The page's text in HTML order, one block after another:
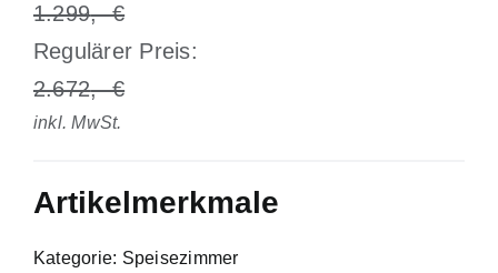
1.299
Regulärer Preis:
2.672
inkl. MwSt.
Artikelmerkmale
Kategorie: Speisezimmer